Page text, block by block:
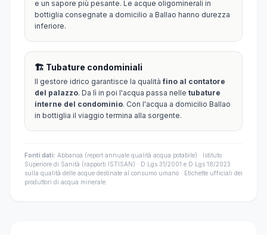
e un sapore più pesante. Le acque oligominerali in
bottiglia consegnate a domicilio a Ballao hanno durezza
inferiore.
🏗️ Tubature condominiali
Il gestore idrico garantisce la qualitàfino al contatore
del palazzo. Da lì in poi l'acqua passa nelle tubature
interne del condominio. Con l'acqua a domicilio Ballao
in bottiglia il viaggio termina alla sorgente.
Fonti dati: Abbanoa (report annuale qualità acqua potabile) · Istituto
Superiore di Sanità (rapporti ISTISAN) · D.Lgs 31/2001 e D.Lgs 18/2023
sulla qualità delle acque destinate al consumo umano · Etichette ufficiali dei
produttori di acqua minerale.